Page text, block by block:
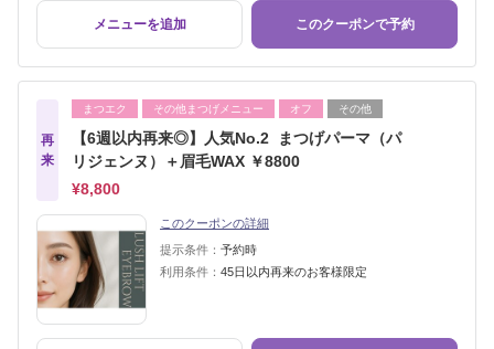
メニューを追加 このクーポンで予約
再
来
まつエク その他まつげメニュー オフ その他
【6週以内再来◎】人気No.2 まつげパーマ（パ
リジェンヌ）＋眉毛WAX ￥8800
¥8,800
このクーポンの詳細
提示条件： 予約時
利用条件： 45日以内再来のお客様限定